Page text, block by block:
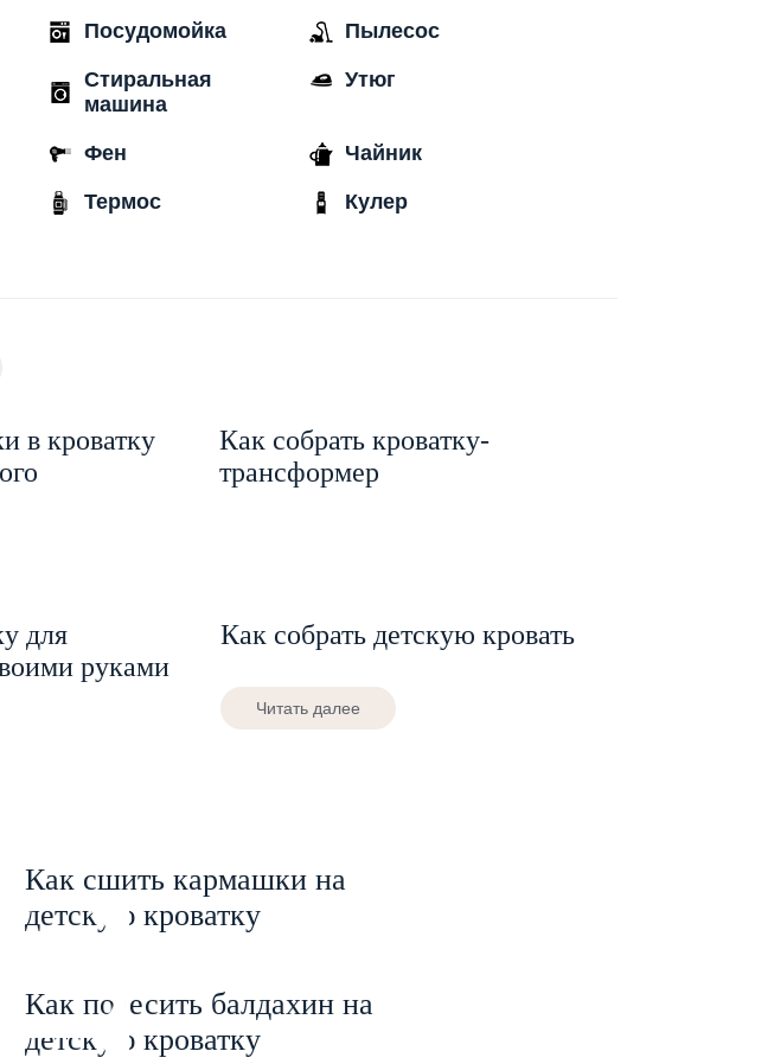
Посудомойка Пылесос
Стиральная
машина
Утюг
Фен Чайник
Термос Кулер
в кроватку
Как собрать кроватку-
трансформер
для
руками
Как собрать детскую кровать
Читать далее
Как сшить кармашки на
детскую кроватку
Как повесить балдахин на
детскую кроватку